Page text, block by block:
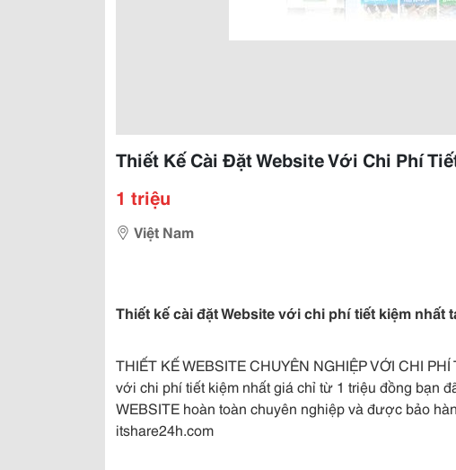
Thiết Kế Cài Đặt Website Với Chi Phí
1 triệu
Việt Nam
Thiết kế cài đặt Website với chi phí tiết kiệm nhất
THIẾT KẾ WEBSITE CHUYÊN NGHIỆP VỚI CHI
với chi phí tiết kiệm nhất giá chỉ từ 1 triệu đồng bạn
WEBSITE hoàn toàn chuyên nghiệp và được bảo
itshare24h.com